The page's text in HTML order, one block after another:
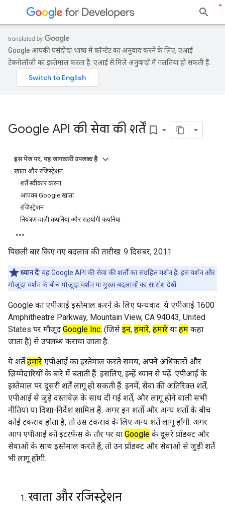
Google आपकी पसंदीदा भाषा में कॉन्टेंट का अनुवाद करने के लिए, एआई
टेक्नोलॉजी का इस्तेमाल करता है. एआई से मिले अनुवादों में गलतियां हो सकती हैं.
Google API की सेवा की शर्तें bookmark_border
इस पेज पर, यह जानकारी उपलब्ध है
खाता और रजिस्ट्रेशन
शर्तें स्वीकार करना
आपका Google खाता
रजिस्ट्रेशन
नियंत्रण वाली कंपनियां और सहयोगी कंपनियां
पिछली बार किए गए बदलाव की तारीख: 9 दिसंबर, 2011
ध्यान दें: यह Google API की सेवा की शर्तों का संग्रहित वर्शन है. इस वर्शन और
मौजूदा वर्शन के बीचमौजूदा वर्शनयामुख्य बदलावों का सारांशदेखें.
Google का एपीआई इस्तेमाल करने के लिए धन्यवाद. ये एपीआई 1600
Amphitheatre Parkway, Mountain View, CA 94043, United
States पर मौजूद Google Inc. (जिसे इन, हमारे, हमारे या हमें कहा
जाता है) से उपलब्ध कराया जाता है.
ये शर्तेंहमारे एपीआई का इस्तेमाल करते समय, अपने अधिकारों और
ज़िम्मेदारियों के बारे में बताती हैं. इसलिए, इन्हें ध्यान से पढ़ें. एपीआई के
इस्तेमाल पर दूसरी शर्तें लागू हो सकती हैं. इनमें, सेवा की अतिरिक्त शर्तें,
एपीआई से जुड़े दस्तावेज़ के साथ दी गई शर्तें, और लागू होने वाली सभी
नीतियां या दिशा-निर्देश शामिल हैं. अगर इन शर्तों और अन्य शर्तों के बीच
कोई टकराव होता है, तो उस टकराव के लिए अन्य शर्तें लागू होंगी. अगर
आप एपीआई को इंटरफ़ेस के तौर पर या Google के दूसरे प्रॉडक्ट और
सेवाओं के साथ इस्तेमाल करते हैं, तो उन प्रॉडक्ट और सेवाओं से जुड़ी शर्तें
भी लागू होंगी.
खाता और रजिस्ट्रेशन